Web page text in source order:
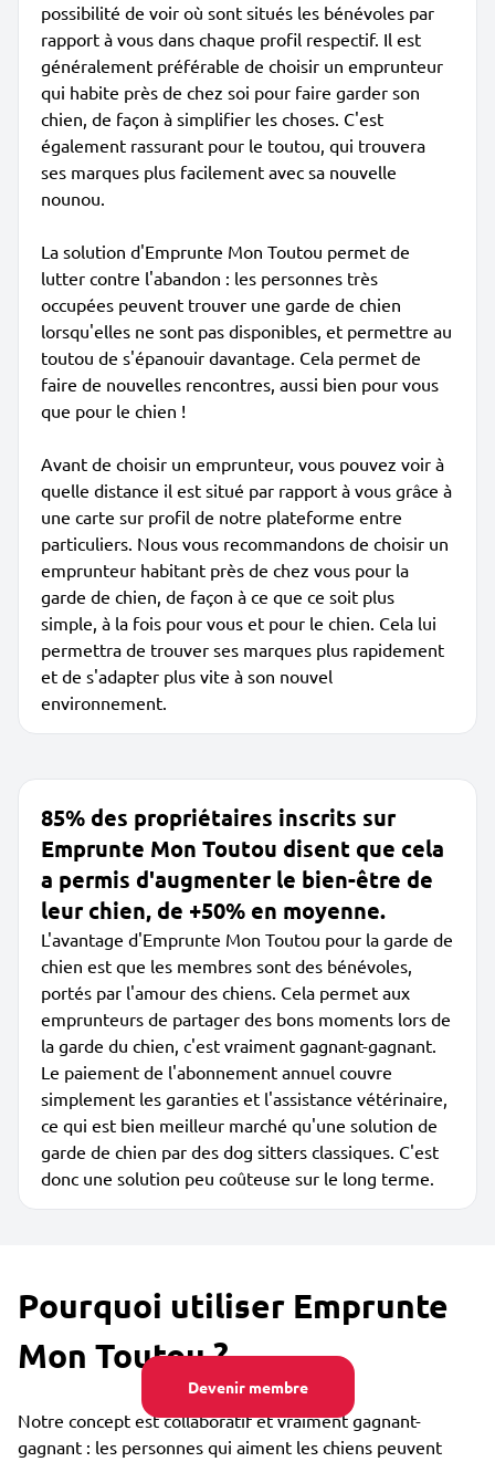
Devenir membre
possibilité de voir où sont situés les bénévoles par
rapport à vous dans chaque profil respectif. Il est
généralement préférable de choisir un emprunteur
qui habite près de chez soi pour faire garder son
chien, de façon à simplifier les choses. C'est
également rassurant pour le toutou, qui trouvera
ses marques plus facilement avec sa nouvelle
nounou.
La solution d'Emprunte Mon Toutou permet de
lutter contre l'abandon : les personnes très
occupées peuvent trouver une garde de chien
lorsqu'elles ne sont pas disponibles, et permettre au
toutou de s'épanouir davantage. Cela permet de
faire de nouvelles rencontres, aussi bien pour vous
que pour le chien !
Avant de choisir un emprunteur, vous pouvez voir à
quelle distance il est situé par rapport à vous grâce à
une carte sur profil de notre plateforme entre
particuliers. Nous vous recommandons de choisir un
emprunteur habitant près de chez vous pour la
garde de chien, de façon à ce que ce soit plus
simple, à la fois pour vous et pour le chien. Cela lui
permettra de trouver ses marques plus rapidement
et de s'adapter plus vite à son nouvel
environnement.
85% des propriétaires inscrits sur
Emprunte Mon Toutou disent que cela
a permis d'augmenter le bien-être de
leur chien, de +50% en moyenne.
L'avantage d'Emprunte Mon Toutou pour la garde de
chien est que les membres sont des bénévoles,
portés par l'amour des chiens. Cela permet aux
emprunteurs de partager des bons moments lors de
la garde du chien, c'est vraiment gagnant-gagnant.
Le paiement de l'abonnement annuel couvre
simplement les garanties et l'assistance vétérinaire,
ce qui est bien meilleur marché qu'une solution de
garde de chien par des dog sitters classiques. C'est
donc une solution peu coûteuse sur le long terme.
Pourquoi utiliser Emprunte
Mon Toutou ?
Notre concept est collaboratif et vraiment gagnant-
gagnant : les personnes qui aiment les chiens peuvent